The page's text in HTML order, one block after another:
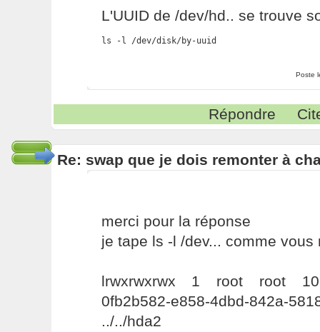
L'UUID de /dev/hd.. se trouve
ls -l /dev/disk/by-uuid
Poste
Répondre
Re: swap que je dois remonter à
merci pour la réponse
je tape ls -l /dev... comme vous
lrwxrwxrwx 1 root root 10
0fb2b582-e858-4dbd-
../../hda2